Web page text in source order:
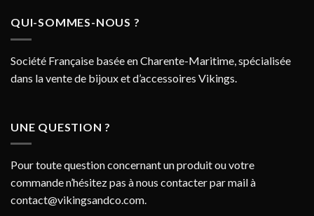
QUI-SOMMES-NOUS ?
Société Française basée en Charente-Maritime, spécialisée
dans la vente de bijoux et d’accessoires Vikings.
UNE QUESTION ?
Pour toute question concernant un produit ou votre
commande n’hésitez pas à nous contacter par mail à
contact@vikingsandco.com.